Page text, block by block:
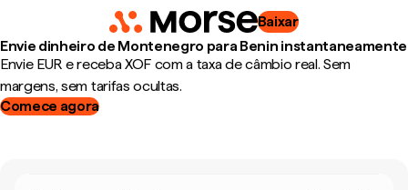
Baixar
Envie dinheiro de Montenegro para Benin instantaneamente
Envie EUR e receba XOF com a taxa de câmbio real. Sem
margens, sem tarifas ocultas.
Comece agora